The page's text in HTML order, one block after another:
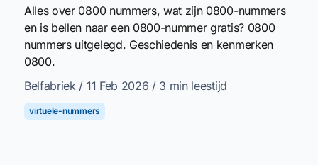
Alles over 0800 nummers, wat zijn 0800-nummers
en is bellen naar een 0800-nummer gratis? 0800
nummers uitgelegd. Geschiedenis en kenmerken
0800.
Belfabriek / 11 Feb 2026 / 3 min leestijd
virtuele-nummers